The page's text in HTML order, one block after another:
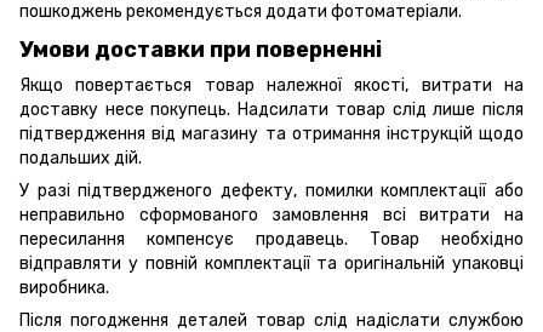
пошкоджень рекомендується додати фотоматеріали.
Умови доставки при поверненні
Якщо повертається товар належної якості, витрати на
доставку несе покупець. Надсилати товар слід лише після
підтвердження від магазину та отримання інструкцій щодо
подальших дій.
У разі підтвердженого дефекту, помилки комплектації або
неправильно сформованого замовлення всі витрати на
пересилання компенсує продавець. Товар необхідно
відправляти у повній комплектації та оригінальній упаковці
виробника.
Після погодження деталей товар слід надіслати службою